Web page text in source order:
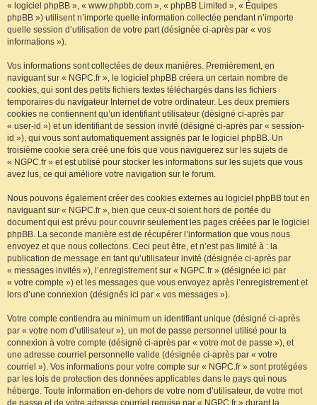
« logiciel phpBB », « www.phpbb.com », « phpBB Limited », « Équipes
phpBB ») utilisent n’importe quelle information collectée pendant n’importe
quelle session d’utilisation de votre part (désignée ci-après par « vos
informations »).
Vos informations sont collectées de deux manières. Premièrement, en
naviguant sur « NGPC.fr », le logiciel phpBB créera un certain nombre de
cookies, qui sont des petits fichiers textes téléchargés dans les fichiers
temporaires du navigateur Internet de votre ordinateur. Les deux premiers
cookies ne contiennent qu’un identifiant utilisateur (désigné ci-après par
« user-id ») et un identifiant de session invité (désigné ci-après par « session-
id »), qui vous sont automatiquement assignés par le logiciel phpBB. Un
troisième cookie sera créé une fois que vous naviguerez sur les sujets de
« NGPC.fr » et est utilisé pour stocker les informations sur les sujets que vous
avez lus, ce qui améliore votre navigation sur le forum.
Nous pouvons également créer des cookies externes au logiciel phpBB tout en
naviguant sur « NGPC.fr », bien que ceux-ci soient hors de portée du
document qui est prévu pour couvrir seulement les pages créées par le logiciel
phpBB. La seconde manière est de récupérer l’information que vous nous
envoyez et que nous collectons. Ceci peut être, et n’est pas limité à : la
publication de message en tant qu’utilisateur invité (désignée ci-après par
« messages invités »), l’enregistrement sur « NGPC.fr » (désignée ici par
« votre compte ») et les messages que vous envoyez après l’enregistrement et
lors d’une connexion (désignés ici par « vos messages »).
Votre compte contiendra au minimum un identifiant unique (désigné ci-après
par « votre nom d’utilisateur »), un mot de passe personnel utilisé pour la
connexion à votre compte (désigné ci-après par « votre mot de passe »), et
une adresse courriel personnelle valide (désignée ci-après par « votre
courriel »). Vos informations pour votre compte sur « NGPC.fr » sont protégées
par les lois de protection des données applicables dans le pays qui nous
héberge. Toute information en-dehors de votre nom d’utilisateur, de votre mot